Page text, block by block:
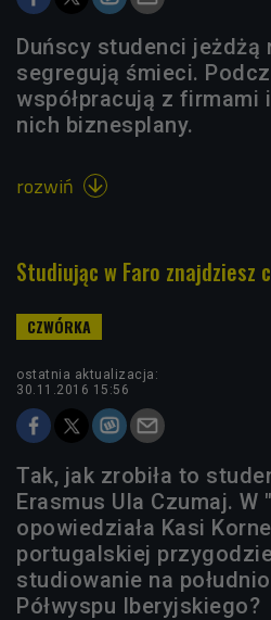
Duńscy studenci jeżdżą
segregują śmieci.
współpracują z firmami
nich biznesplany.
rozwiń 
Studiując w Faro znajdziesz
ostatnia aktualizacja:
30.11.2016 15:56
Tak, jak zrobiła to
Erasmus Ula Czumaj. W
opowiedziała Kasi
portugalskiej
studiowanie na
Półwyspu Iberyjskiego?